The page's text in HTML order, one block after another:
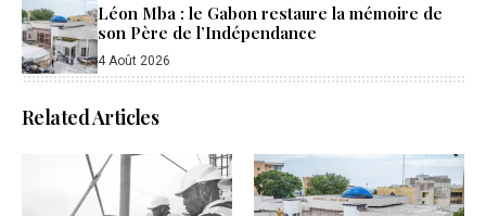
Léon Mba : le Gabon restaure la mémoire de
son Père de l’Indépendance
4 Août 2026
Related Articles